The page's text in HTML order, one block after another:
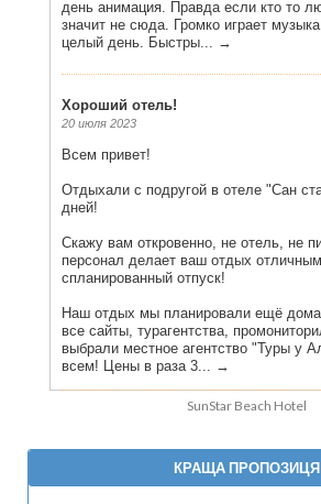
SunStar Beach Hotel
КРАЩА ПРОПОЗИЦЯ